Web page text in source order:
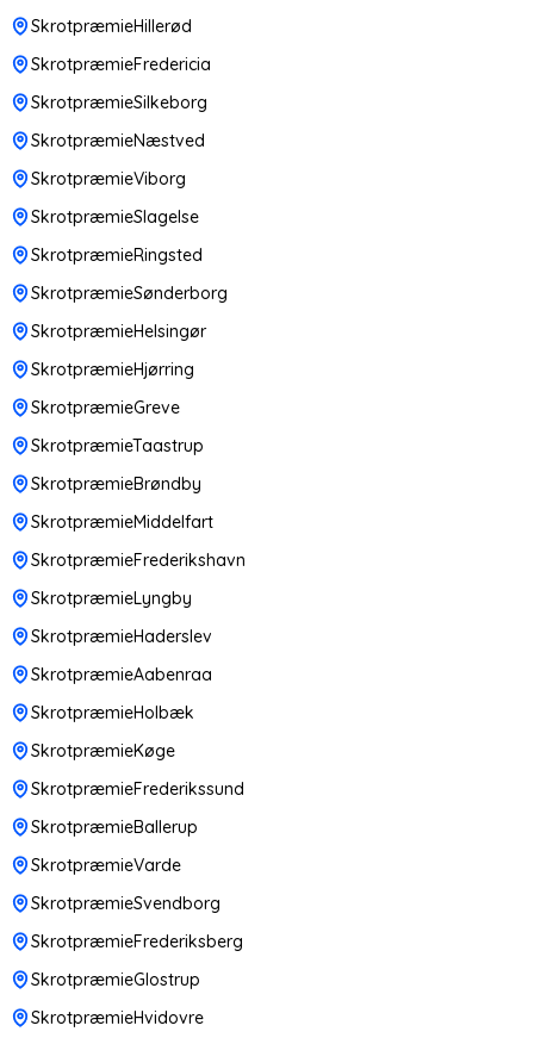
SkrotpræmieHillerød
SkrotpræmieFredericia
SkrotpræmieSilkeborg
SkrotpræmieNæstved
SkrotpræmieViborg
SkrotpræmieSlagelse
SkrotpræmieRingsted
SkrotpræmieSønderborg
SkrotpræmieHelsingør
SkrotpræmieHjørring
SkrotpræmieGreve
SkrotpræmieTaastrup
SkrotpræmieBrøndby
SkrotpræmieMiddelfart
SkrotpræmieFrederikshavn
SkrotpræmieLyngby
SkrotpræmieHaderslev
SkrotpræmieAabenraa
SkrotpræmieHolbæk
SkrotpræmieKøge
SkrotpræmieFrederikssund
SkrotpræmieBallerup
SkrotpræmieVarde
SkrotpræmieSvendborg
SkrotpræmieFrederiksberg
SkrotpræmieGlostrup
SkrotpræmieHvidovre